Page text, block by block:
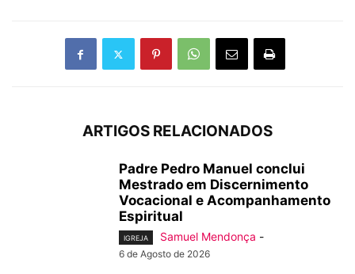
ARTIGOS RELACIONADOS
Padre Pedro Manuel conclui
Mestrado em Discernimento
Vocacional e Acompanhamento
Espiritual
IGREJA Samuel Mendonça -
6 de Agosto de 2026